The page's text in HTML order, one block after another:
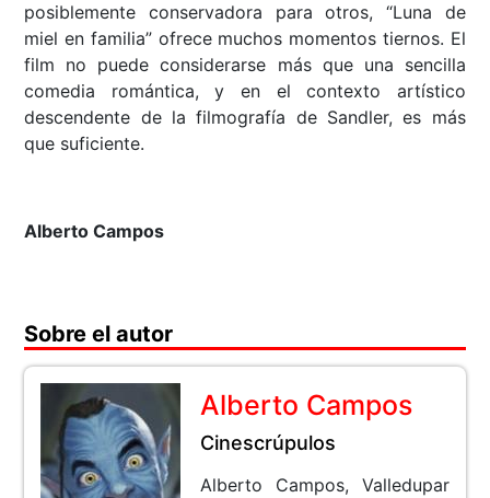
posiblemente conservadora para otros, “Luna de
miel en familia” ofrece muchos momentos tiernos. El
film no puede considerarse más que una sencilla
comedia romántica, y en el contexto artístico
descendente de la filmografía de Sandler, es más
que suficiente.
Alberto Campos
Sobre el autor
Alberto Campos
Cinescrúpulos
Alberto Campos, Valledupar